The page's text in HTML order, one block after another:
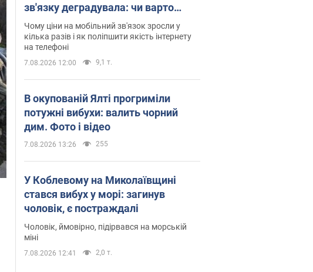
зв'язку деградувала: чи варто
скаржитись на ціни
Чому ціни на мобільний зв'язок зросли у
кілька разів і як поліпшити якість інтернету
на телефоні
7.08.2026 12:00 9,1 т.
В окупованій Ялті прогриміли
потужні вибухи: валить чорний
дим. Фото і відео
7.08.2026 13:26 255
У Коблевому на Миколаївщині
стався вибух у морі: загинув
чоловік, є постраждалі
Чоловік, ймовірно, підірвався на морській
міні
7.08.2026 12:41 2,0 т.